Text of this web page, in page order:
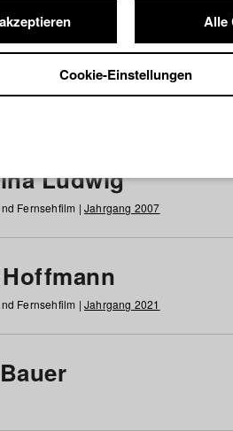
l m n o p q r s t u v w x y
Ludwig
Fernsehfilm | Jahrgang 2007
Fernsehfilm | Jahrgang 2021
Alle
Cookie-Einstellungen